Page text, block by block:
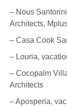
– Nous
Architects,
– Casa Cook
– Louria,
– Cocopalm
Architects
– Aposperia,